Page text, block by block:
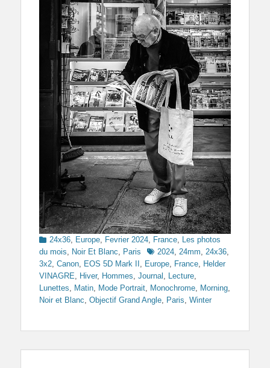
Categories
24x36, Europe, Fevrier 2024, France, Les photos
du mois, Noir Et Blanc, Paris Tags2024, 24mm, 24x36,
3x2, Canon, EOS 5D Mark II , Europe, France, Helder
VINAGRE, Hiver, Hommes, Journal , Lecture,
Lunettes, Matin, Mode Portrait, Monochrome, Morning,
Noir et Blanc, Objectif Grand Angle, Paris, Winter